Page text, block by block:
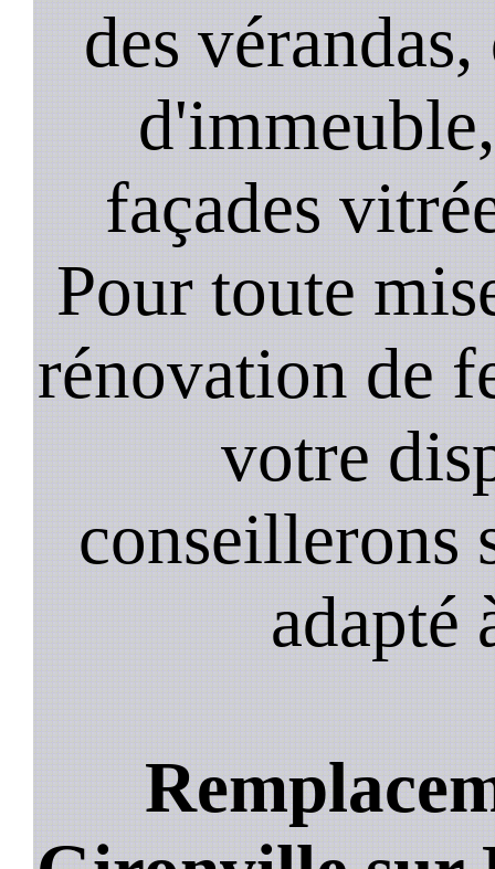
des
façades
Pour toute
rénovation de
votre
conseillerons
adapté